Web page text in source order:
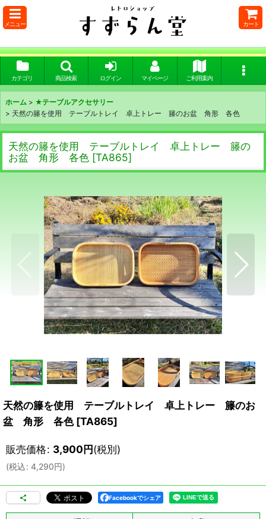
メニュー カート
カテゴリ 商品検索 ログイン マイページ ご利用案内
ホーム > ★テーブルアクセサリー
> 天然の籐を使用 テーブルトレイ 卓上トレー 籐のお盆 角形 各色
天然の籐を使用 テーブルトレイ 卓上トレー 籐の
お盆 角形 各色 [TA865]
天然の籐を使用 テーブルトレイ 卓上トレー 籐のお
盆 角形 各色 [TA865]
販売価格: 3,900円(税別)
(税込: 4,290円)
Facebookでシェア